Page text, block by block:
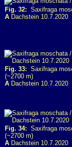
Fig. 32: Saxifraga
A Dachstein 10.7.2020
Fig. 33: Saxifraga
(~2700 m)
A Dachstein 10.7.2020
Fig. 34: Saxifraga
(~2700 m)
A Dachstein 10.7.2020